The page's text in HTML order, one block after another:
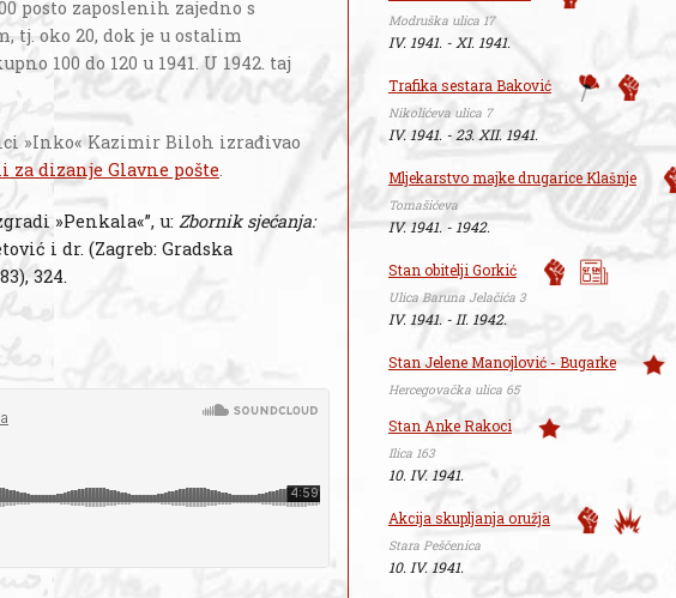
posto zaposlenih zajedno s
tj. oko 20, dok je u ostalim
100 do 120 u 1941. U 1942. taj
»Inko« Kazimir Biloh izrađivao
za dizanje Glavne pošte.
»Penkala«”, u: Zbornik sjećanja:
i dr. (Zagreb: Gradska
324.
Modruška ulica 17
IV. 1941. - XI. 1941.
Trafika sestara Baković
Nikolićeva ulica 7
IV. 1941. - 23. XII. 1941.
Mljekarstvo majke drugarice Klašnje
Tomašićeva
IV. 1941. - 1942.
Stan obitelji Gorkić
Ulica Baruna Jelačića 3
IV. 1941. - II. 1942.
Stan Jelene Manojlović - Bugarke
Hercegovačka ulica 65
Stan Anke Rakoci
Ilica 163
10. IV. 1941.
Akcija skupljanja oružja
Stara Peščenica
10. IV. 1941.